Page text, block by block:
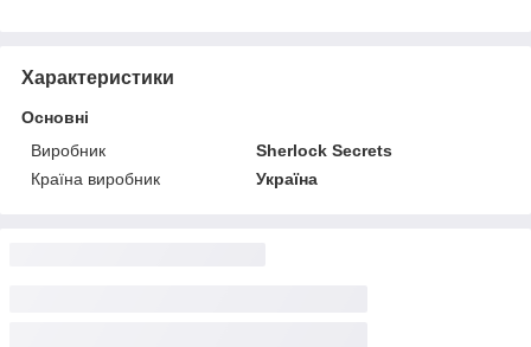
Характеристики
Основні
Виробник
Sherlock Secrets
Країна виробник
Україна